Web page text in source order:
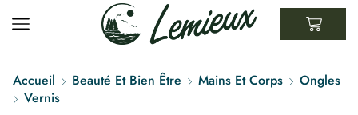
Accueil Beauté Et Bien Être Mains Et Corps
Ongles
Vernis